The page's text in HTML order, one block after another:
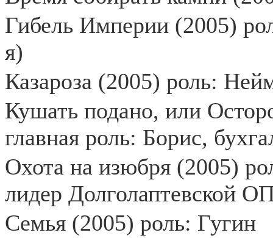
Гибель Империи (2005)
я)
Казароза (2005) роль:
Кушать подано, или
главная роль: Борис,
Охота на изюбря (2005)
лидер Долголаптевской
Семья (2005) роль: Гугин